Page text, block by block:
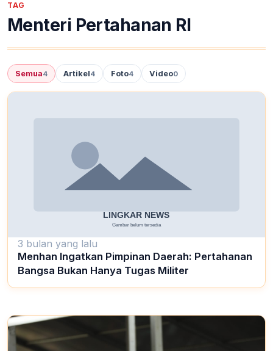
TAG
Menteri Pertahanan RI
Semua4 Artikel4 Foto4 Video0
3 bulan yang lalu
Menhan Ingatkan Pimpinan Daerah: Pertahanan
Bangsa Bukan Hanya Tugas Militer